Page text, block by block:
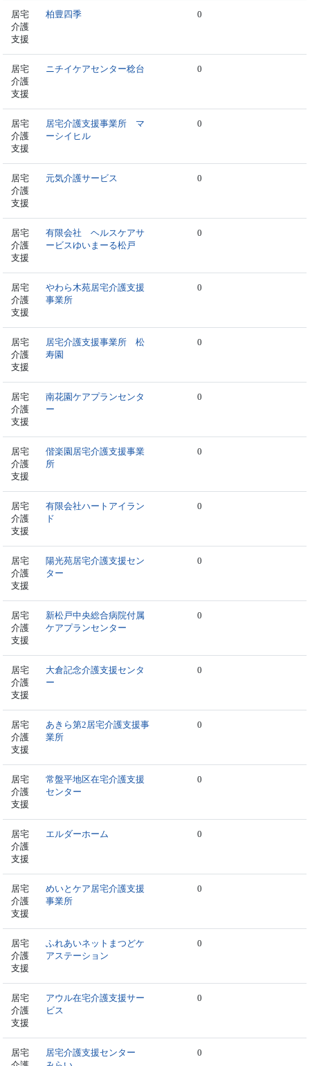
居宅
介護
支援
柏豊四季 0
居宅
介護
支援
ニチイケアセンター稔台 0
居宅
介護
支援
居宅介護支援事業所 マ
ーシイヒル
0
居宅
介護
支援
元気介護サービス 0
居宅
介護
支援
有限会社 ヘルスケアサ
ービスゆいまーる松戸
0
居宅
介護
支援
やわら木苑居宅介護支援
事業所
0
居宅
介護
支援
居宅介護支援事業所 松
寿園
0
居宅
介護
支援
南花園ケアプランセンタ
ー
0
居宅
介護
支援
偕楽園居宅介護支援事業
所
0
居宅
介護
支援
有限会社ハートアイラン
ド
0
居宅
介護
支援
陽光苑居宅介護支援セン
ター
0
居宅
介護
支援
新松戸中央総合病院付属
ケアプランセンター
0
居宅
介護
支援
大倉記念介護支援センタ
ー
0
居宅
介護
支援
あきら第2居宅介護支援事
業所
0
居宅
介護
支援
常盤平地区在宅介護支援
センター
0
居宅
介護
支援
エルダーホーム 0
居宅
介護
支援
めいとケア居宅介護支援
事業所
0
居宅
介護
支援
ふれあいネットまつどケ
アステーション
0
居宅
介護
支援
アウル在宅介護支援サー
ビス
0
居宅
居宅介護支援センター
0